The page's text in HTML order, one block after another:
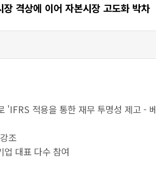
격상에 이어 자본시장 고도화 박차
'IFRS 적용을 통한 재무 투명성 제고 -
조
대표 다수 참여